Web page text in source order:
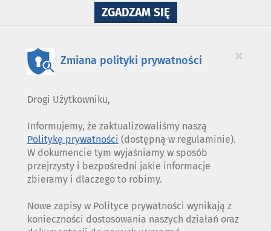
ZGADZAM SIĘNA
WYKORZYSTANIE
×
Zmiana polityki prywatności
Drogi Użytkowniku,
Informujemy, że zaktualizowaliśmy naszą
Politykę prywatności (dostępną w regulaminie).
W dokumencie tym wyjaśniamy w sposób
przejrzysty i bezpośredni jakie informacje
zbieramy i dlaczego to robimy.
Nowe zapisy w Polityce prywatności wynikają z
konieczności dostosowania naszych działań oraz